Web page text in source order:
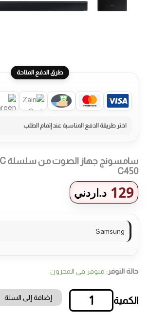
طرق الدفع المتاحة
C450
129 د.اردني
Samsung
حالة التوفر: متوفر في المخزون
كمية
إضافة إلى السلة